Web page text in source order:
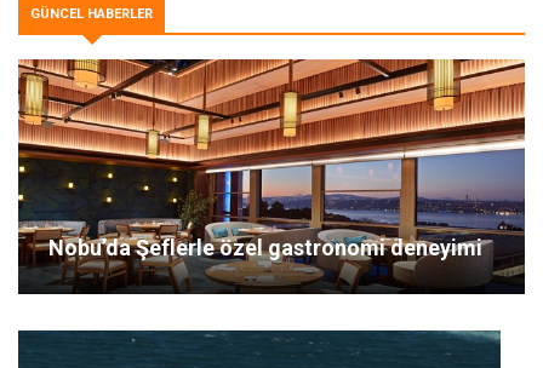
GÜNCEL HABERLER
Nobu’da Şeflerle özel gastronomi deneyimi